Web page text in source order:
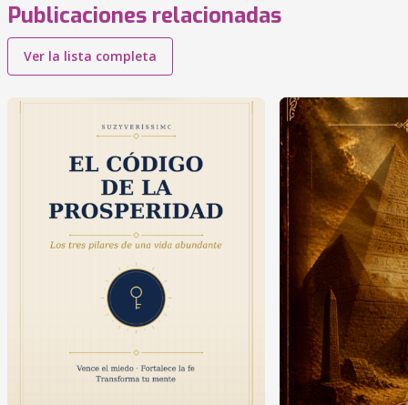
Publicaciones relacionadas
Ver la lista completa